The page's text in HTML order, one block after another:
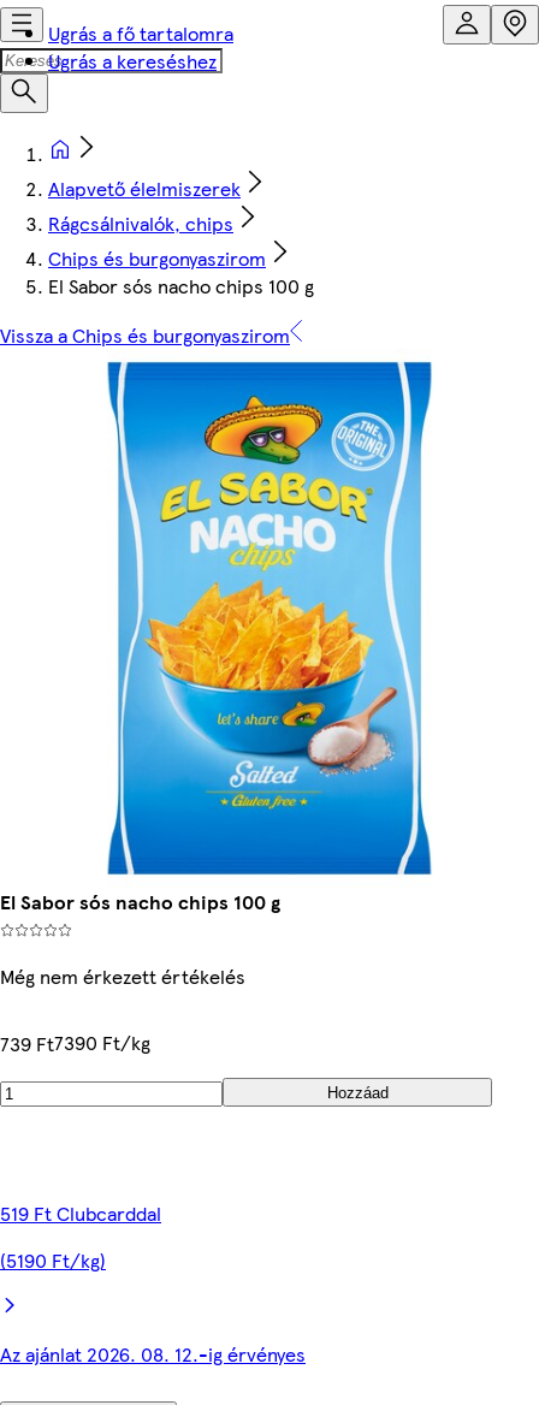
Ugrás a fő tartalomra
Ugrás a kereséshez
Alapvető élelmiszerek
Rágcsálnivalók, chips
Chips és burgonyaszirom
El Sabor sós nacho chips 100 g
Vissza a Chips és burgonyaszirom
El Sabor sós nacho chips 100 g
Még nem érkezett értékelés
739 Ft7390 Ft/kg
Hozzáad
519 Ft Clubcarddal
(5190 Ft/kg)
Az ajánlat 2026. 08. 12.-ig érvényes